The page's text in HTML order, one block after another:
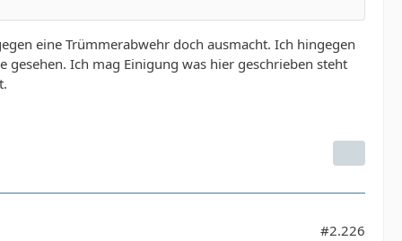
eine Trümmerabwehr doch ausmacht. Ich hingegen
Ich mag Einigung was hier geschrieben steht
#2.226